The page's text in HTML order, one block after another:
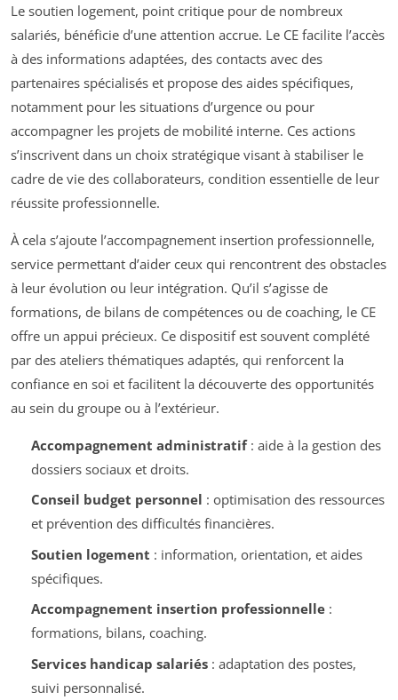
Le soutien logement, point critique pour de nombreux
salariés, bénéficie d’une attention accrue. Le CE facilite l’accès
à des informations adaptées, des contacts avec des
partenaires spécialisés et propose des aides spécifiques,
notamment pour les situations d’urgence ou pour
accompagner les projets de mobilité interne. Ces actions
s’inscrivent dans un choix stratégique visant à stabiliser le
cadre de vie des collaborateurs, condition essentielle de leur
réussite professionnelle.
À cela s’ajoute l’accompagnement insertion professionnelle,
service permettant d’aider ceux qui rencontrent des obstacles
à leur évolution ou leur intégration. Qu’il s’agisse de
formations, de bilans de compétences ou de coaching, le CE
offre un appui précieux. Ce dispositif est souvent complété
par des ateliers thématiques adaptés, qui renforcent la
confiance en soi et facilitent la découverte des opportunités
au sein du groupe ou à l’extérieur.
Accompagnement administratif: aide à la gestion des
dossiers sociaux et droits.
Conseil budget personnel : optimisation des ressources
et prévention des difficultés financières.
Soutien logement : information, orientation, et aides
spécifiques.
Accompagnement insertion professionnelle:
formations, bilans, coaching.
Services handicap salariés: adaptation des postes,
suivi personnalisé.